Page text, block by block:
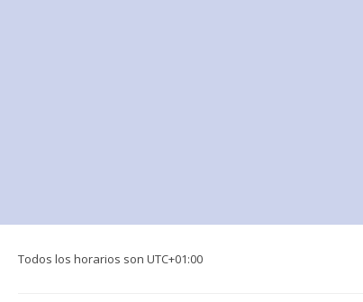
Todos los horarios son UTC+01:00